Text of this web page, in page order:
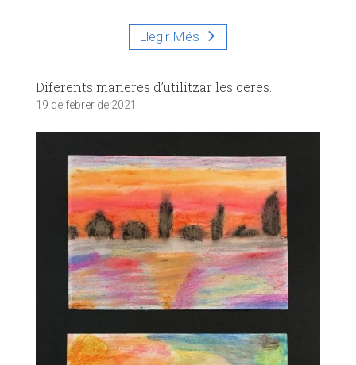
Llegir Més
Diferents maneres d’utilitzar les ceres.
19 de febrer de 2021